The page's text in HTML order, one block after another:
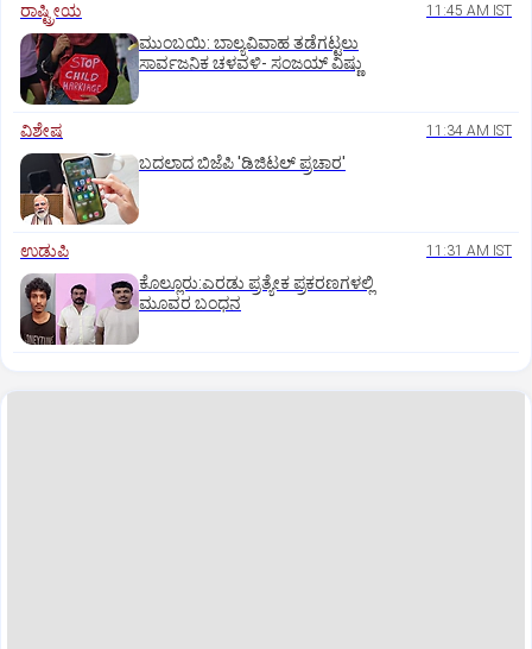
ರಾಷ್ಟ್ರೀಯ 11:45 AM IST
ಮುಂಬಯಿ: ಬಾಲ್ಯವಿವಾಹ ತಡೆಗಟ್ಟಲು
ಸಾರ್ವಜನಿಕ ಚಳವಳಿ- ಸಂಜಯ್‌ ವಿಷ್ಣು
ವಿಶೇಷ 11:34 AM IST
ಬದಲಾದ ಬಿಜೆಪಿ 'ಡಿಜಿಟಲ್‌ ಪ್ರಚಾರ'
ಉಡುಪಿ 11:31 AM IST
ಕೊಲ್ಲೂರು:ಎರಡು ಪ್ರತ್ಯೇಕ ಪ್ರಕರಣಗಳಲ್ಲಿ
ಮೂವರ ಬಂಧನ